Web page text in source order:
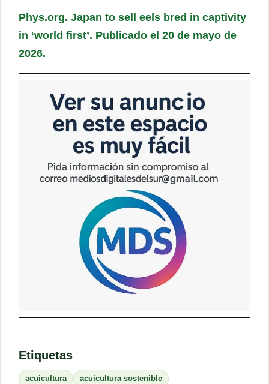
Phys.org. Japan to sell eels bred in captivity
in ‘world first’. Publicado el 20 de mayo de
2026.
Etiquetas
acuicultura acuicultura sostenible